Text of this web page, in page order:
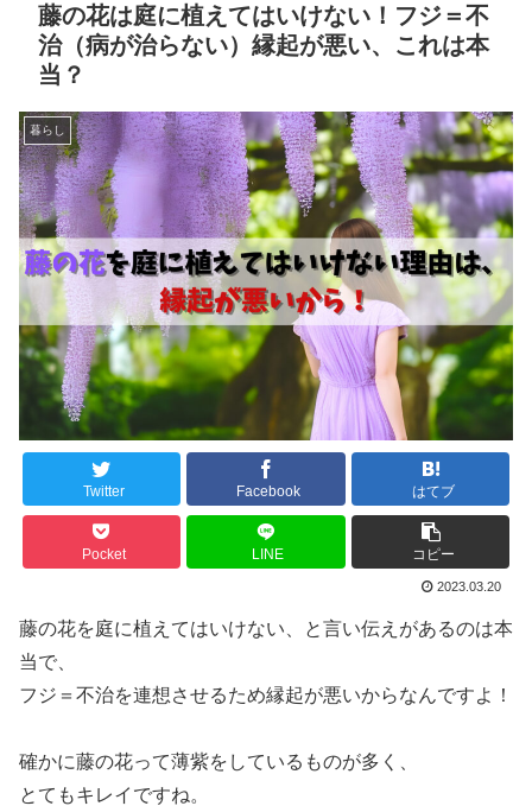
藤の花は庭に植えてはいけない！フジ＝不
治（病が治らない）縁起が悪い、これは本
当？
暮らし
Twitter Facebook はてブ
Pocket LINE コピー
2023.03.20
藤の花を庭に植えてはいけない、と言い伝えがあるのは本
当で、
フジ＝不治を連想させるため縁起が悪いからなんですよ！
確かに藤の花って薄紫をしているものが多く、
とてもキレイですね。